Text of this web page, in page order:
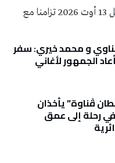
تُنظم جمعية تراثنا يوم الخميس المقبل 13 أوت 2026 تزامنا مع
و محمد خيري: سفر
الجمهور لأغاني
ڤناوة” يأخذان
رحلة إلى عمق